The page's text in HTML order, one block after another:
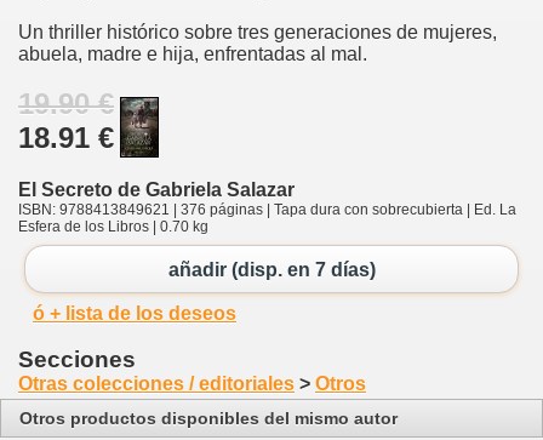
Un thriller histórico sobre tres generaciones de mujeres,
abuela, madre e hija, enfrentadas al mal.
19.90 €
18.91 €
El Secreto de Gabriela Salazar
ISBN: 9788413849621 | 376 páginas | Tapa dura con sobrecubierta | Ed. La
Esfera de los Libros | 0.70 kg
añadir (disp. en 7 días)
ó + lista de los deseos
Secciones
Otras colecciones / editoriales > Otros
Otros productos disponibles del mismo autor